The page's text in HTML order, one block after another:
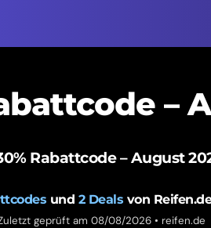
–
Rabattcode – August
und 2Deals von
geprüft am 08/08/2026 • reifen.de